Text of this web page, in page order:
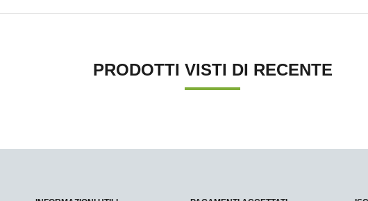
PRODOTTI VISTI DI RECENTE